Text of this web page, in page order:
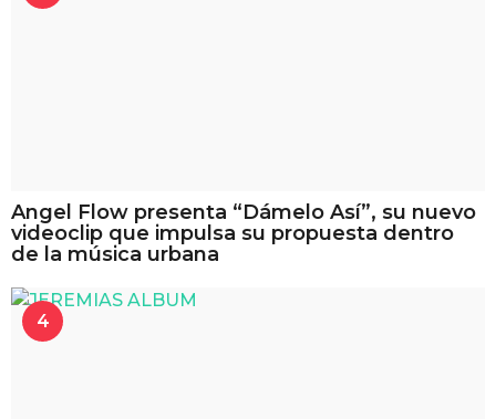
Angel Flow presenta “Dámelo Así”, su nuevo
videoclip que impulsa su propuesta dentro
de la música urbana
4